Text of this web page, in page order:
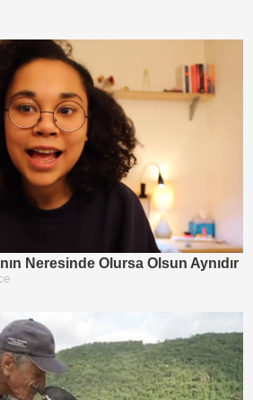
Neresinde Olursa Olsun Aynıdır